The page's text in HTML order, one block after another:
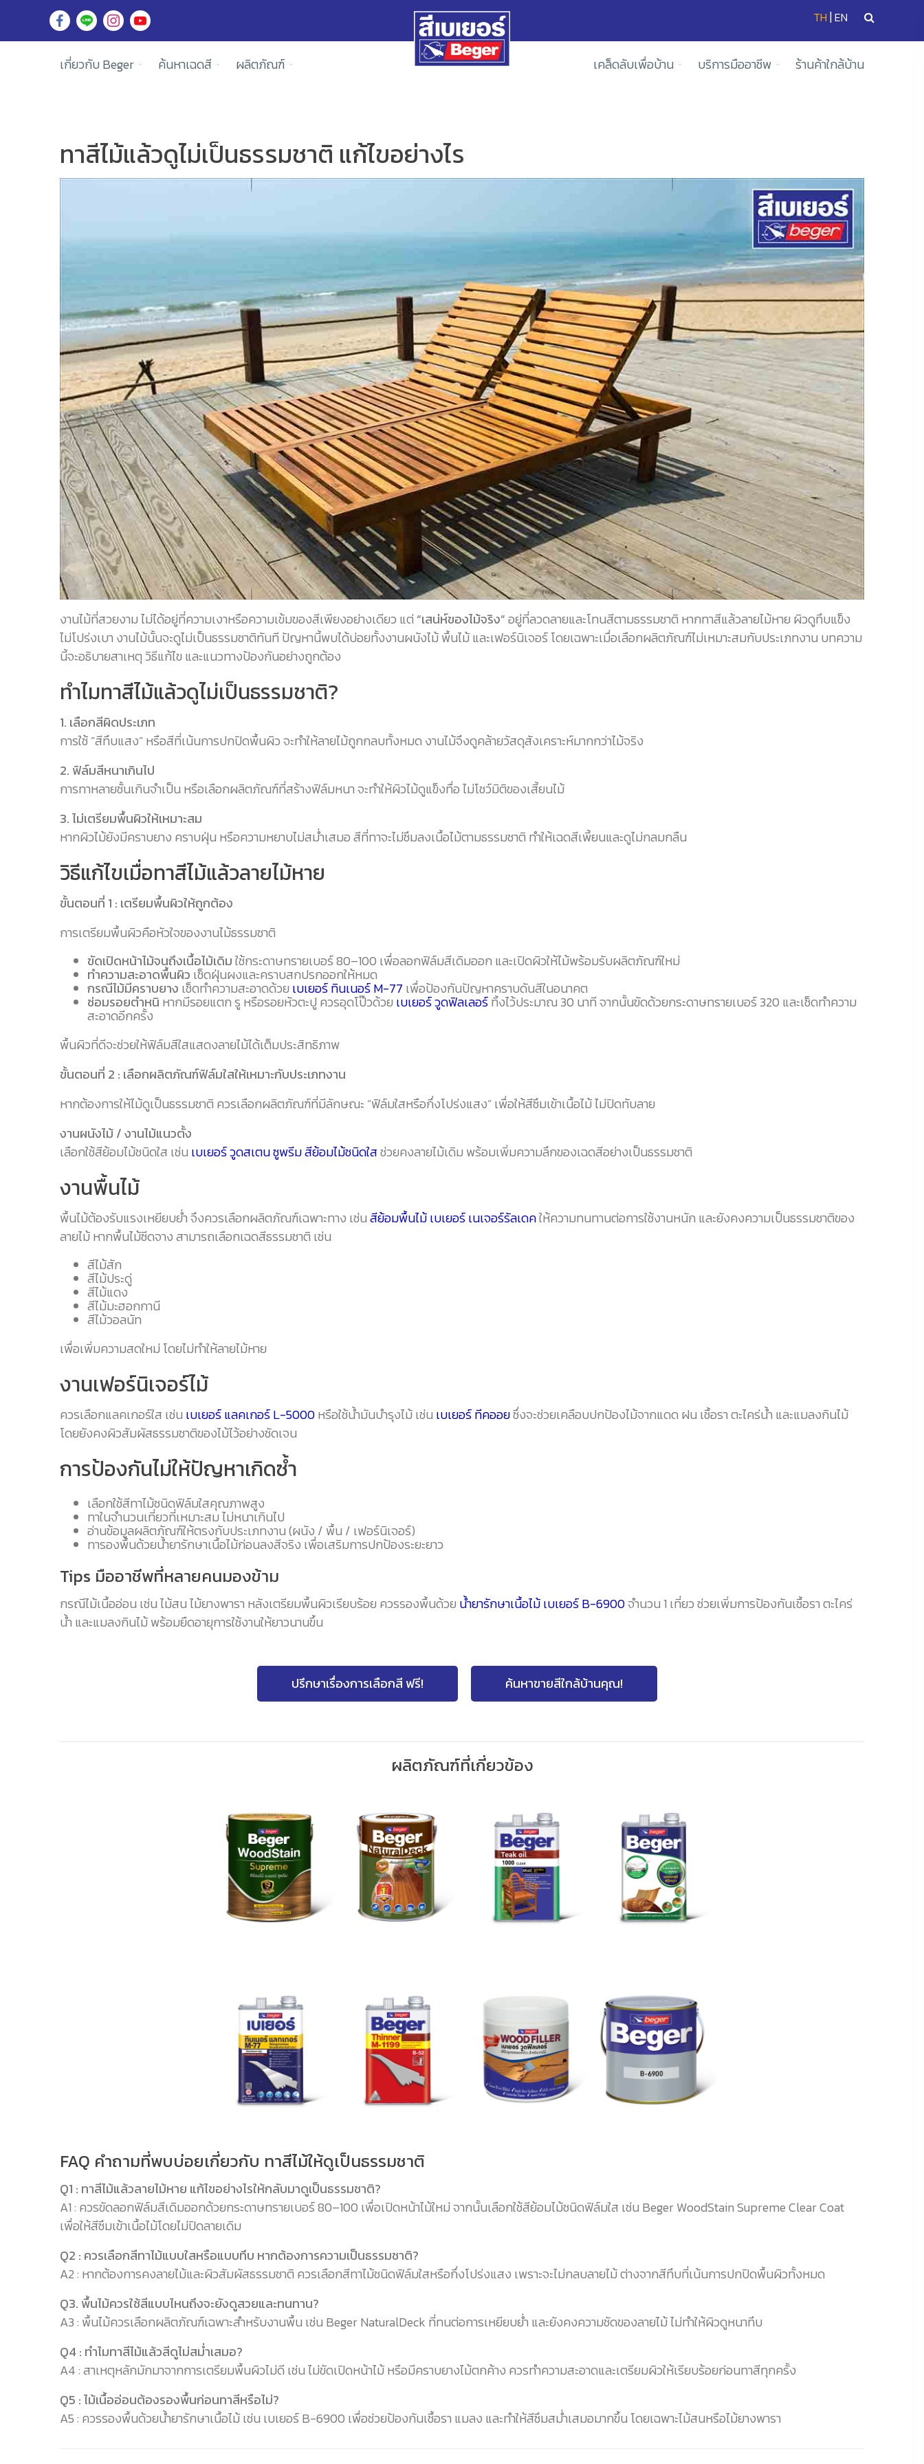
TH |EN
เกี่ยวกับ Beger ค้นหาเฉดสี ผลิตภัณฑ์ เคล็ดลับเพื่อบ้าน บริการมืออาชีพ ร้านค้าใกล้บ้าน
ทาสีไม้แล้วดูไม่เป็นธรรมชาติ แก้ไขอย่างไร
งานไม้ที่สวยงาม ไม่ได้อยู่ที่ความเงาหรือความเข้มของสีเพียงอย่างเดียว แต่ “เสน่ห์ของไม้จริง”อยู่ที่ลวดลายและโทนสีตามธรรมชาติ หากทาสีแล้วลายไม้หาย ผิวดูทึบแข็ง
ไม่โปร่งเบา งานไม้นั้นจะดูไม่เป็นธรรมชาติทันที ปัญหานี้พบได้บ่อยทั้งงานผนังไม้ พื้นไม้ และเฟอร์นิเจอร์ โดยเฉพาะเมื่อเลือกผลิตภัณฑ์ไม่เหมาะสมกับประเภทงาน บทความ
นี้จะอธิบายสาเหตุ วิธีแก้ไข และแนวทางป้องกันอย่างถูกต้อง
ทำไมทาสีไม้แล้วดูไม่เป็นธรรมชาติ?
1. เลือกสีผิดประเภท
การใช้ “สีทึบแสง” หรือสีที่เน้นการปกปิดพื้นผิว จะทำให้ลายไม้ถูกกลบทั้งหมด งานไม้จึงดูคล้ายวัสดุสังเคราะห์มากกว่าไม้จริง
2. ฟิล์มสีหนาเกินไป
การทาหลายชั้นเกินจำเป็น หรือเลือกผลิตภัณฑ์ที่สร้างฟิล์มหนา จะทำให้ผิวไม้ดูแข็งทื่อ ไม่โชว์มิติของเสี้ยนไม้
3. ไม่เตรียมพื้นผิวให้เหมาะสม
หากผิวไม้ยังมีคราบยาง คราบฝุ่น หรือความหยาบไม่สม่ำเสมอ สีที่ทาจะไม่ซึมลงเนื้อไม้ตามธรรมชาติ ทำให้เฉดสีเพี้ยนและดูไม่กลมกลืน
วิธีแก้ไขเมื่อทาสีไม้แล้วลายไม้หาย
ขั้นตอนที่ 1 : เตรียมพื้นผิวให้ถูกต้อง
การเตรียมพื้นผิวคือหัวใจของงานไม้ธรรมชาติ
ขัดเปิดหน้าไม้จนถึงเนื้อไม้เดิมใช้กระดาษทรายเบอร์ 80–100 เพื่อลอกฟิล์มสีเดิมออก และเปิดผิวให้ไม้พร้อมรับผลิตภัณฑ์ใหม่
ทำความสะอาดพื้นผิว เช็ดฝุ่นผงและคราบสกปรกออกให้หมด
กรณีไม้มีคราบยาง เช็ดทำความสะอาดด้วย เบเยอร์ ทินเนอร์ M-77 เพื่อป้องกันปัญหาคราบดันสีในอนาคต
ซ่อมรอยตำหนิ หากมีรอยแตก รู หรือรอยหัวตะปู ควรอุดโป๊วด้วย เบเยอร์ วูดฟิลเลอร์ทิ้งไว้ประมาณ 30 นาที จากนั้นขัดด้วยกระดาษทรายเบอร์ 320 และเช็ดทำความ
สะอาดอีกครั้ง
พื้นผิวที่ดีจะช่วยให้ฟิล์มสีใสแสดงลายไม้ได้เต็มประสิทธิภาพ
ขั้นตอนที่ 2 : เลือกผลิตภัณฑ์ฟิล์มใสให้เหมาะกับประเภทงาน
หากต้องการให้ไม้ดูเป็นธรรมชาติ ควรเลือกผลิตภัณฑ์ที่มีลักษณะ “ฟิล์มใสหรือกึ่งโปร่งแสง” เพื่อให้สีซึมเข้าเนื้อไม้ ไม่ปิดทับลาย
งานผนังไม้ / งานไม้แนวตั้ง
เลือกใช้สีย้อมไม้ชนิดใส เช่น เบเยอร์ วูดสเตน ซูพรีม สีย้อมไม้ชนิดใสช่วยคงลายไม้เดิม พร้อมเพิ่มความลึกของเฉดสีอย่างเป็นธรรมชาติ
งานพื้นไม้
พื้นไม้ต้องรับแรงเหยียบย่ำ จึงควรเลือกผลิตภัณฑ์เฉพาะทาง เช่นสีย้อมพื้นไม้ เบเยอร์ เนเจอร์รัลเดคให้ความทนทานต่อการใช้งานหนัก และยังคงความเป็นธรรมชาติของ
ลายไม้ หากพื้นไม้ซีดจาง สามารถเลือกเฉดสีธรรมชาติ เช่น
สีไม้สัก
สีไม้ประดู่
สีไม้แดง
สีไม้มะฮอกกานี
สีไม้วอลนัท
เพื่อเพิ่มความสดใหม่ โดยไม่ทำให้ลายไม้หาย
งานเฟอร์นิเจอร์ไม้
ควรเลือกแลคเกอร์ใส เช่น เบเยอร์ แลคเกอร์ L-5000หรือใช้น้ำมันบำรุงไม้ เช่น เบเยอร์ ทีคออยซึ่งจะช่วยเคลือบปกป้องไม้จากแดด ฝน เชื้อรา ตะไคร่น้ำ และแมลงกินไม้
โดยยังคงผิวสัมผัสธรรมชาติของไม้ไว้อย่างชัดเจน
การป้องกันไม่ให้ปัญหาเกิดซ้ำ
เลือกใช้สีทาไม้ชนิดฟิล์มใสคุณภาพสูง
ทาในจำนวนเที่ยวที่เหมาะสม ไม่หนาเกินไป
อ่านข้อมูลผลิตภัณฑ์ให้ตรงกับประเภทงาน (ผนัง / พื้น / เฟอร์นิเจอร์)
ทารองพื้นด้วยน้ำยารักษาเนื้อไม้ก่อนลงสีจริง เพื่อเสริมการปกป้องระยะยาว
Tips มืออาชีพที่หลายคนมองข้าม
กรณีไม้เนื้ออ่อน เช่น ไม้สน ไม้ยางพารา หลังเตรียมพื้นผิวเรียบร้อย ควรรองพื้นด้วย น้ำยารักษาเนื้อไม้ เบเยอร์ B-6900จำนวน 1 เที่ยว ช่วยเพิ่มการป้องกันเชื้อรา ตะไคร่
น้ำ และแมลงกินไม้ พร้อมยืดอายุการใช้งานให้ยาวนานขึ้น
ปรึกษาเรื่องการเลือกสี ฟรี! ค้นหาขายสีใกล้บ้านคุณ!
ผลิตภัณฑ์ที่เกี่ยวข้อง
FAQ คำถามที่พบบ่อยเกี่ยวกับ ทาสีไม้ให้ดูเป็นธรรมชาติ
Q1 : ทาสีไม้แล้วลายไม้หาย แก้ไขอย่างไรให้กลับมาดูเป็นธรรมชาติ?
A1 : ควรขัดลอกฟิล์มสีเดิมออกด้วยกระดาษทรายเบอร์ 80–100 เพื่อเปิดหน้าไม้ใหม่ จากนั้นเลือกใช้สีย้อมไม้ชนิดฟิล์มใส เช่น Beger WoodStain Supreme Clear Coat
เพื่อให้สีซึมเข้าเนื้อไม้โดยไม่ปิดลายเดิม
Q2 : ควรเลือกสีทาไม้แบบใสหรือแบบทึบ หากต้องการความเป็นธรรมชาติ?
A2 : หากต้องการคงลายไม้และผิวสัมผัสธรรมชาติ ควรเลือกสีทาไม้ชนิดฟิล์มใสหรือกึ่งโปร่งแสง เพราะจะไม่กลบลายไม้ ต่างจากสีทึบที่เน้นการปกปิดพื้นผิวทั้งหมด
Q3. พื้นไม้ควรใช้สีแบบไหนถึงจะยังดูสวยและทนทาน?
A3 : พื้นไม้ควรเลือกผลิตภัณฑ์เฉพาะสำหรับงานพื้น เช่น Beger NaturalDeck ที่ทนต่อการเหยียบย่ำ และยังคงความชัดของลายไม้ ไม่ทำให้ผิวดูหนาทึบ
Q4 : ทำไมทาสีไม้แล้วสีดูไม่สม่ำเสมอ?
A4 : สาเหตุหลักมักมาจากการเตรียมพื้นผิวไม่ดี เช่น ไม่ขัดเปิดหน้าไม้ หรือมีคราบยางไม้ตกค้าง ควรทำความสะอาดและเตรียมผิวให้เรียบร้อยก่อนทาสีทุกครั้ง
Q5 : ไม้เนื้ออ่อนต้องรองพื้นก่อนทาสีหรือไม่?
A5 : ควรรองพื้นด้วยน้ำยารักษาเนื้อไม้ เช่น เบเยอร์ B-6900 เพื่อช่วยป้องกันเชื้อรา แมลง และทำให้สีซึมสม่ำเสมอมากขึ้น โดยเฉพาะไม้สนหรือไม้ยางพารา